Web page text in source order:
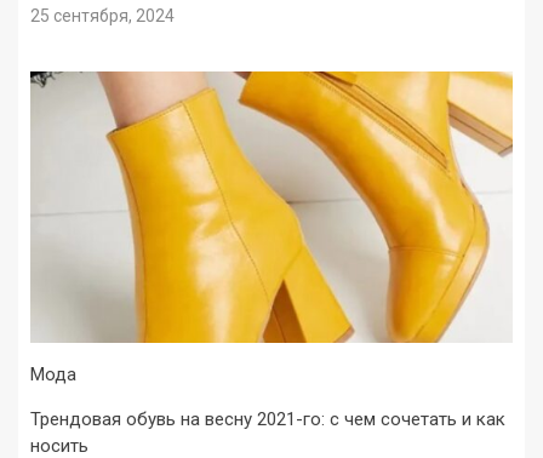
25 сентября, 2024
Мода
Трендовая обувь на весну 2021-го: с чем сочетать и как
носить